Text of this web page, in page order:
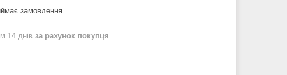
замовлення
14 днів за рахунок покупця